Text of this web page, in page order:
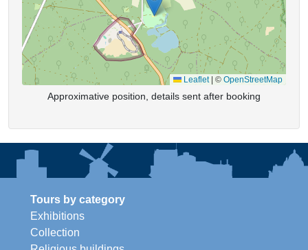
Leaflet © OpenStreetMap
Approximative position, details sent after booking
Tours by category
Exhibitions
Collection